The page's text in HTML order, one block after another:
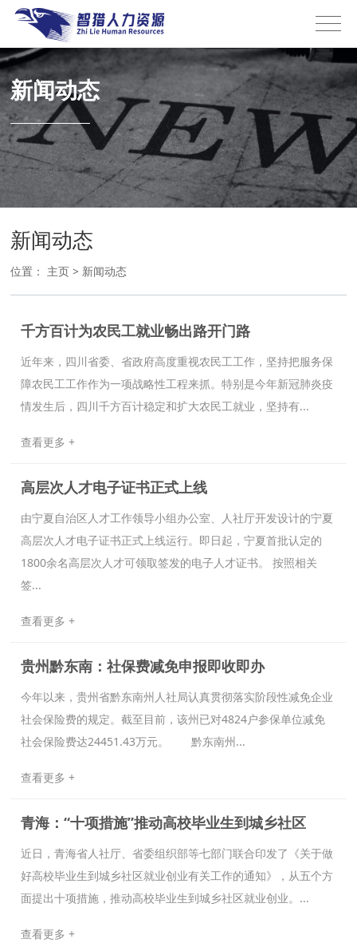
新闻动态
新闻动态
位置： 主页 > 新闻动态
千方百计为农民工就业畅出路开门路
近年来，四川省委、省政府高度重视农民工工作，坚持把服务保
障农民工工作作为一项战略性工程来抓。特别是今年新冠肺炎疫
情发生后，四川千方百计稳定和扩大农民工就业，坚持有...
查看更多 +
高层次人才电子证书正式上线
由宁夏自治区人才工作领导小组办公室、人社厅开发设计的宁夏
高层次人才电子证书正式上线运行。即日起，宁夏首批认定的
1800余名高层次人才可领取签发的电子人才证书。 按照相关
签...
查看更多 +
贵州黔东南：社保费减免申报即收即办
今年以来，贵州省黔东南州人社局认真贯彻落实阶段性减免企业
社会保险费的规定。截至目前，该州已对4824户参保单位减免
社会保险费达24451.43万元。 黔东南州...
查看更多 +
青海：“十项措施”推动高校毕业生到城乡社区
近日，青海省人社厅、省委组织部等七部门联合印发了《关于做
好高校毕业生到城乡社区就业创业有关工作的通知》，从五个方
面提出十项措施，推动高校毕业生到城乡社区就业创业。...
查看更多 +